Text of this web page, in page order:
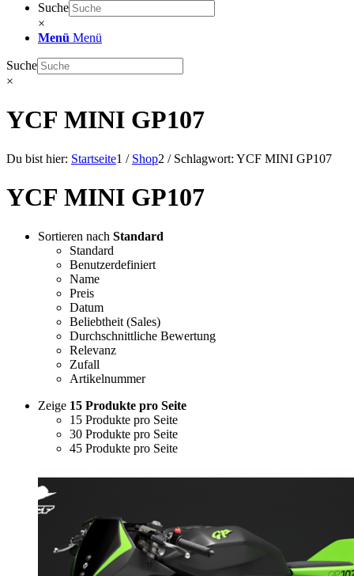
Suche
×
Menü Menü
Suche
×
YCF MINI GP107
Du bist hier: Startseite1 / Shop2 / Schlagwort: YCF MINI GP107
YCF MINI GP107
Sortieren nach Standard
Standard
Benutzerdefiniert
Name
Preis
Datum
Beliebtheit (Sales)
Durchschnittliche Bewertung
Relevanz
Zufall
Artikelnummer
Zeige 15 Produkte pro Seite
15 Produkte pro Seite
30 Produkte pro Seite
45 Produkte pro Seite